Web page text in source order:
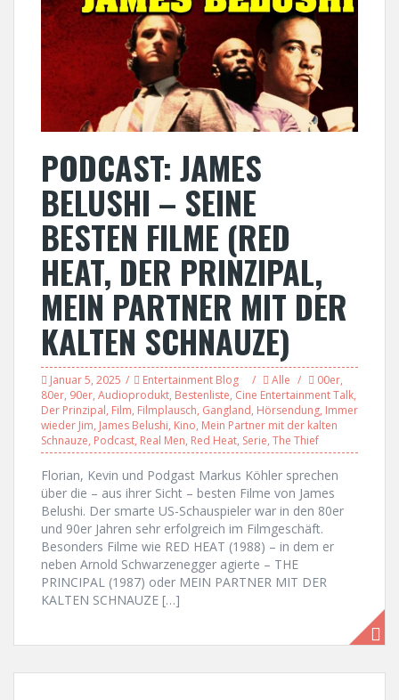
PODCAST: JAMES
BELUSHI – SEINE
BESTEN FILME (RED
HEAT, DER PRINZIPAL,
MEIN PARTNER MIT DER
KALTEN SCHNAUZE)
Januar 5, 2025 Entertainment Blog Alle 00er,
80er, 90er, Audioprodukt, Bestenliste, Cine Entertainment Talk,
Der Prinzipal, Film, Filmplausch, Gangland, Hörsendung, Immer
wieder Jim, James Belushi, Kino, Mein Partner mit der kalten
Schnauze, Podcast, Real Men, Red Heat, Serie, The Thief
Florian, Kevin und Podgast Markus Köhler sprechen
über die – aus ihrer Sicht – besten Filme von James
Belushi. Der smarte US-Schauspieler war in den 80er
und 90er Jahren sehr erfolgreich im Filmgeschäft.
Besonders Filme wie RED HEAT (1988) – in dem er
neben Arnold Schwarzenegger agierte – THE
PRINCIPAL (1987) oder MEIN PARTNER MIT DER
KALTEN SCHNAUZE […]